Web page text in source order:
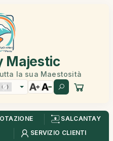
Majestic
la sua Maestosità
SALCANTAY
SERVIZIO CLIENTI